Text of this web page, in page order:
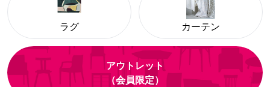
ラグ カーテン
アウトレット
（会員限定）